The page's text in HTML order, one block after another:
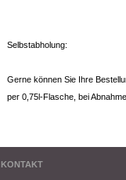
Selbstabholung:
Gerne können Sie Ihre
per 0,75l-Flasche, bei
KONTAKT